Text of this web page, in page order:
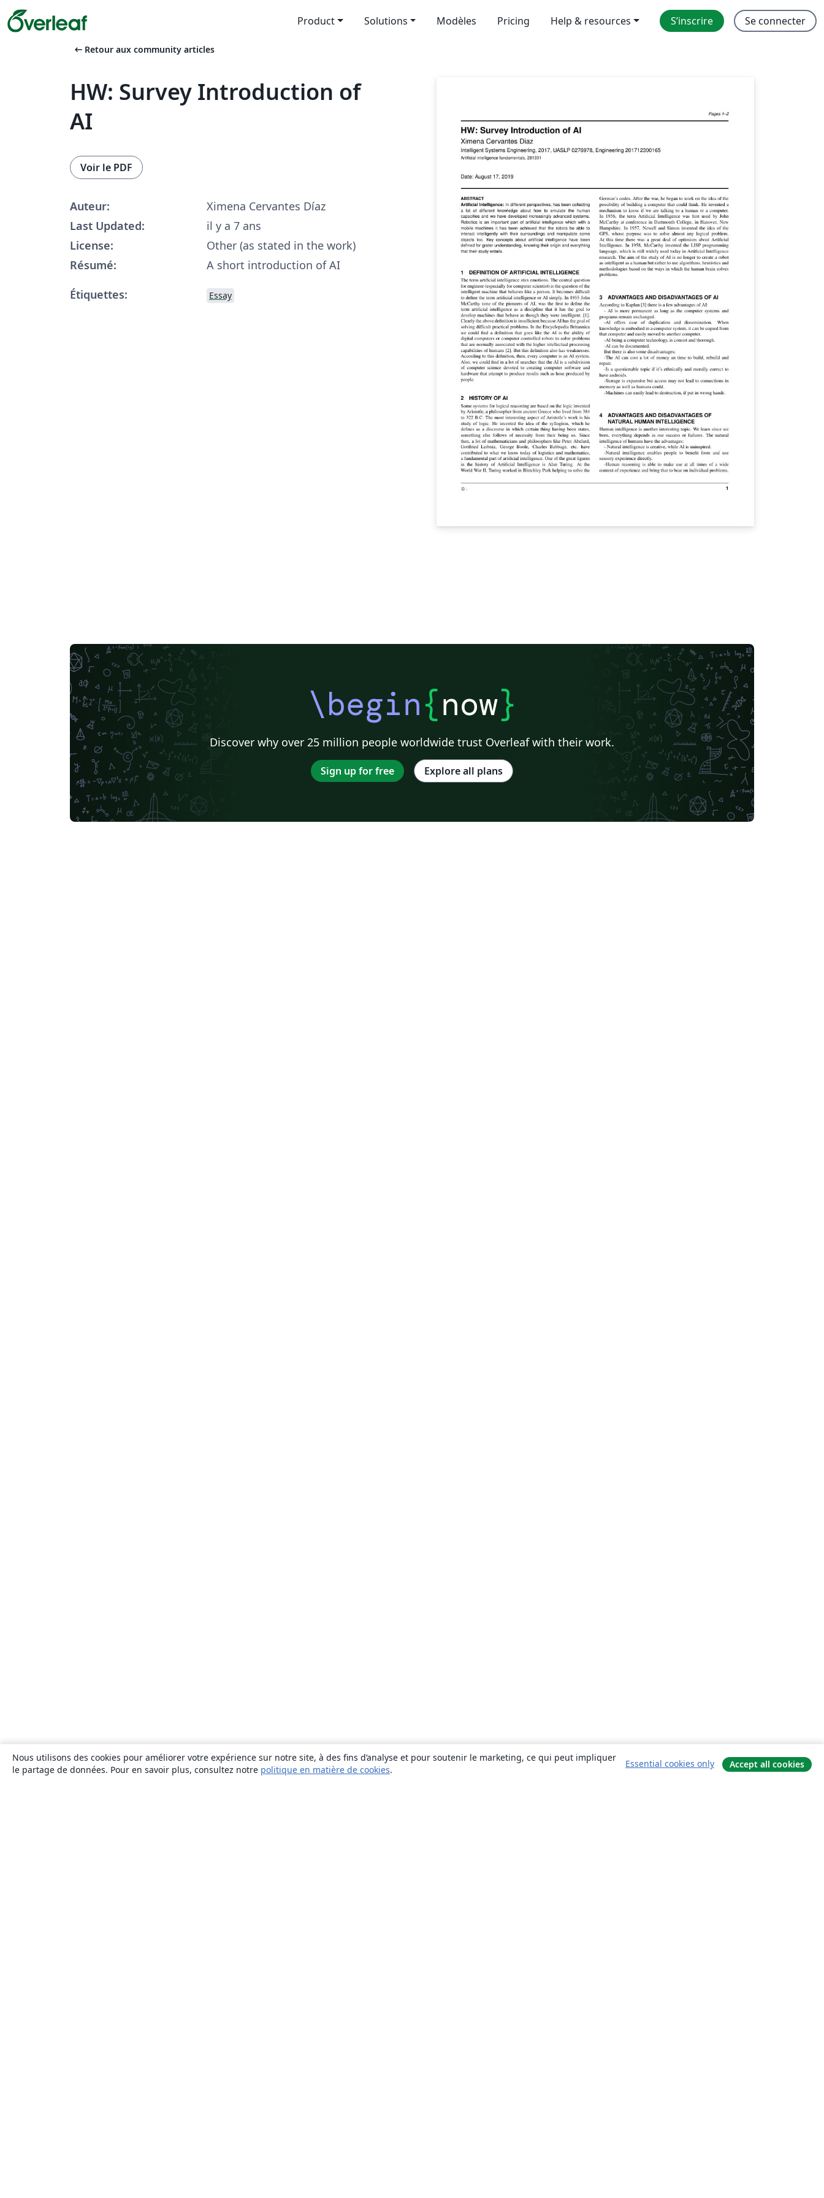
Product Solutions Modèles Pricing Help & resources S’inscrire Se connecter
arrow_left_alt Retour aux community articles
HW: Survey Introduction of
AI
Voir le PDF
Auteur:
Ximena Cervantes Díaz
Last Updated:
il y a 7 ans
License:
Other (as stated in the work)
Résumé:
A short introduction of AI
Étiquettes:
Essay
\begin{now}
Discover why over 25 million people worldwide trust Overleaf with their work.
Sign up for free Explore all plans
Nous utilisons des cookies pour améliorer votre expérience sur notre site, à des fins d’analyse et pour soutenir le marketing, ce qui peut impliquer
le partage de données. Pour en savoir plus, consultez notre politique en matière de cookies.
Essential cookies only Accept all cookies